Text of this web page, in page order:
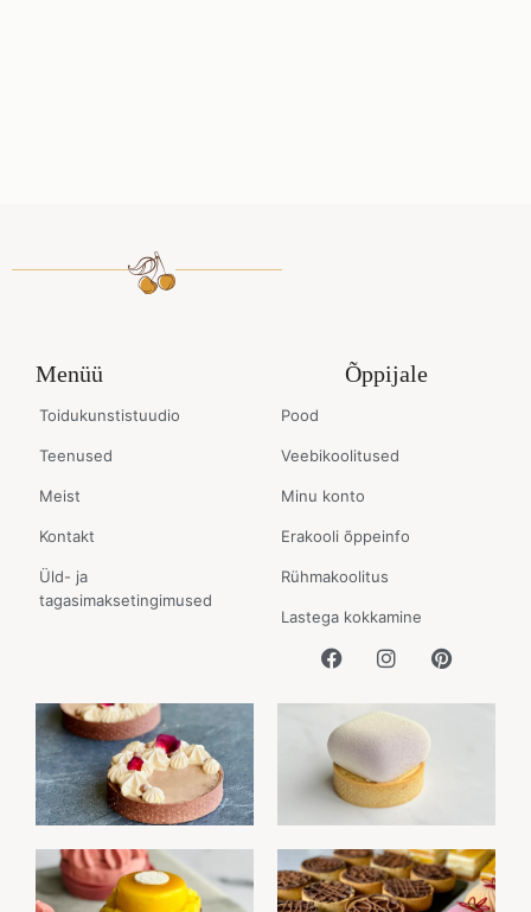
Menüü
Toidukunstistuudio
Teenused
Meist
Kontakt
Üld- ja
tagasimaksetingimused
Õppijale
Pood
Veebikoolitused
Minu konto
Erakooli õppeinfo
Rühmakoolitus
Lastega kokkamine